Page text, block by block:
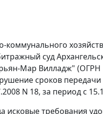
суд
Мар Вилладж" (ОГРН
сроков
N 18, за период с
исковые требования